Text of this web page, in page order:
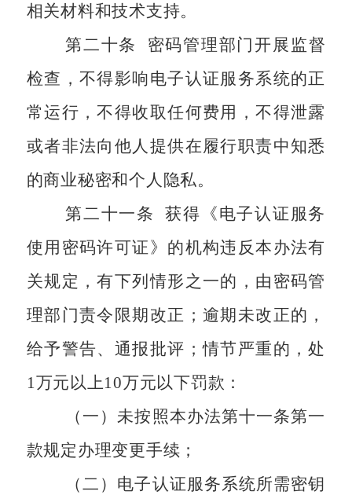
相关材料和技术支持。
第二十条
密码管理部门开展监督
检查，不得影响电子认证服务系统的正
常运行，不得收取任何费用，不得泄露
或者非法向他人提供在履行职责中知悉
的商业秘密和个人隐私。
第二十一条
获得《电子认证服务
使用密码许可证》的机构违反本办法有
关规定，有下列情形之一的，由密码管
理部门责令限期改正；逾期未改正的，
给予警告、通报批评；情节严重的，处
1万元以上10万元以下罚款：
（一）未按照本办法第十一条第一
款规定办理变更手续；
（二）电子认证服务系统所需密钥